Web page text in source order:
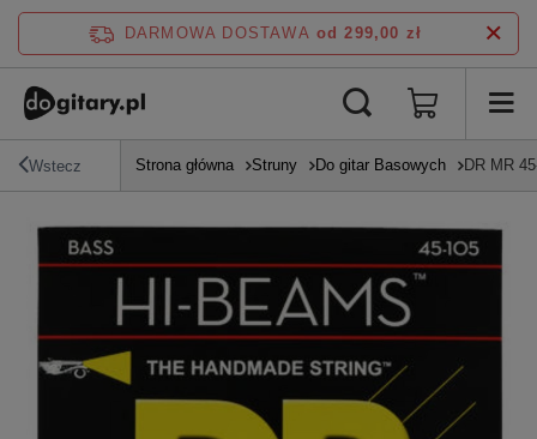
DARMOWA DOSTAWA od 299,00 zł
Wstecz Strona główna Struny Do gitar Basowych DR MR